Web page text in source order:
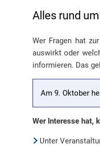
Alles rund
Wer Fragen hat
auswirkt oder
informieren. Das
Am 9. Oktober
Wer Interesse hat,
Unter